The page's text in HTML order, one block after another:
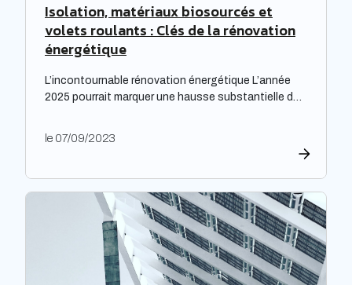
Isolation, matériaux biosourcés et
volets roulants : Clés de la rénovation
énergétique
L’incontournable rénovation énergétique L’année
2025 pourrait marquer une hausse substantielle des
deviennent alors essentiels pour les propriétaires
tarifs de l’électricité. Cette initiative est
particulièrement cruciale pour les logements
qualifiés de passoires thermiques, qui connaissent
d’importants […]
le 07/09/2023